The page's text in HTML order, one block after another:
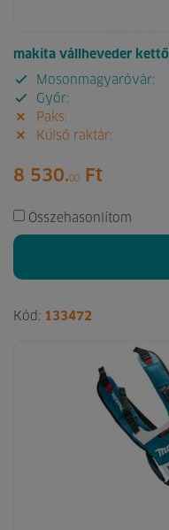
makita vállheveder
Mosonmagyaróvár:
Győr:
Paks:
Külső raktár:
8 530.00 Ft
Összehasonlítom
Kód: 133472